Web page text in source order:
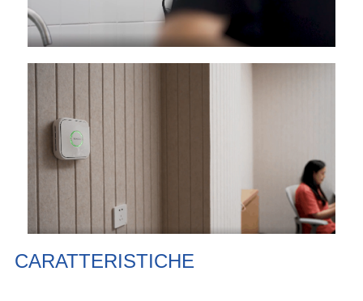
CARATTERISTICHE